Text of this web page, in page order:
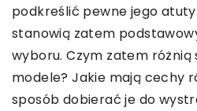
podkreślić pewne jego
stanowią zatem
wyboru. Czym zatem różnią
modele? Jakie mają cechy
sposób dobierać je do